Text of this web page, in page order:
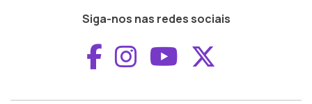
Siga-nos nas redes sociais
Aceder ao
Aceder ao
Aceder ao